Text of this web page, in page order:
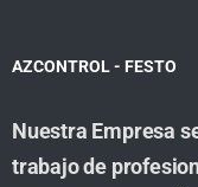
AZCONTROL - FESTO
Nuestra Empresa
trabajo de